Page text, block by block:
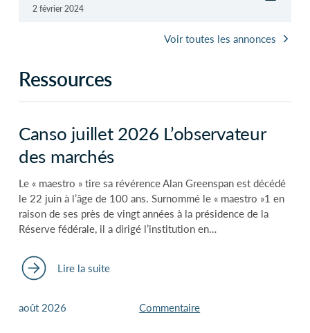
2 février 2024
Voir toutes les annonces
Ressources
Canso juillet 2026 L’observateur
des marchés
Le « maestro » tire sa révérence Alan Greenspan est décédé
le 22 juin à l’âge de 100 ans. Surnommé le « maestro »1 en
raison de ses près de vingt années à la présidence de la
Réserve fédérale, il a dirigé l’institution en…
Lire la suite
août 2026 Commentaire